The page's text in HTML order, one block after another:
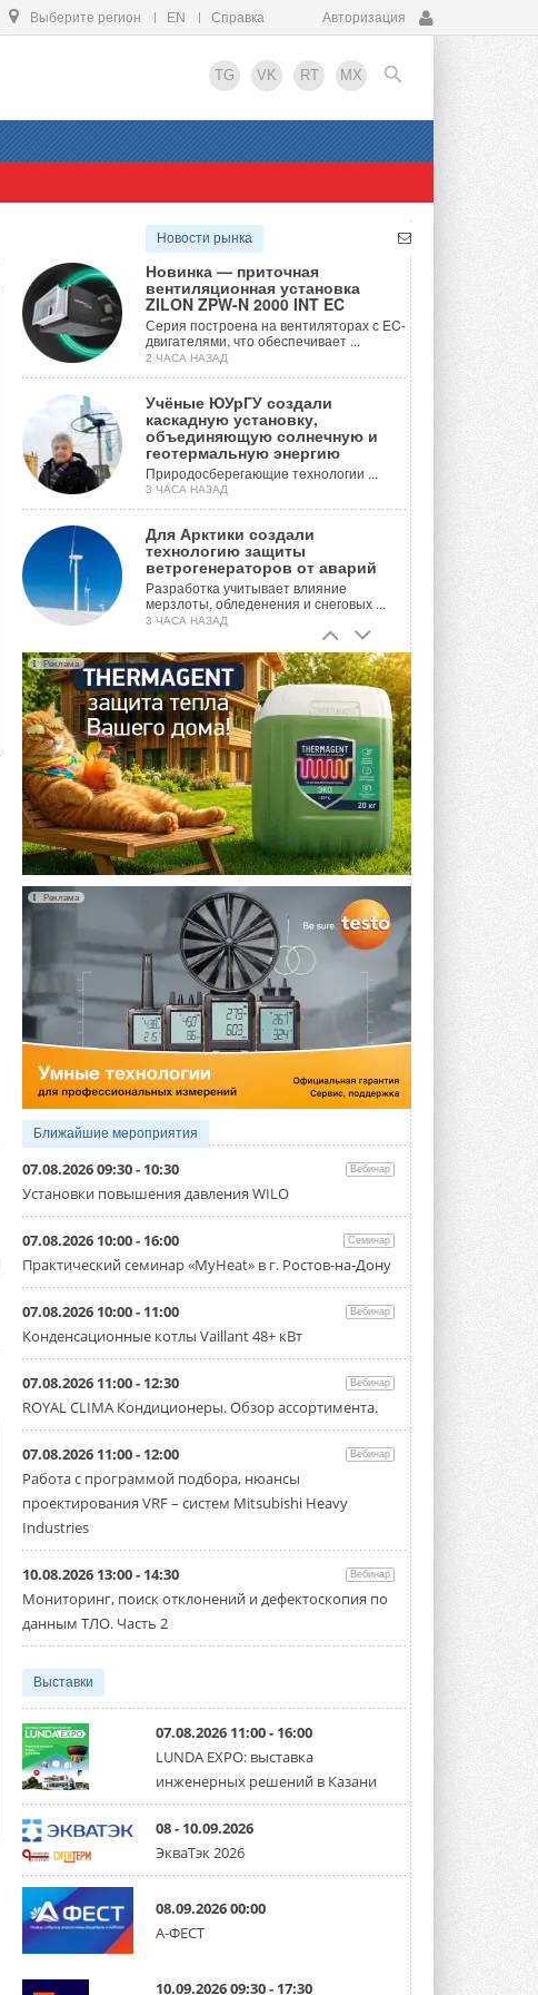
Выберите регион EN Справка Авторизация
TG VK RT MX
EN
Новости рынка
Новинка — приточная
вентиляционная установка
ZILON ZPW-N 2000 INT EC
Серия построена на вентиляторах с EC-
двигателями, что обеспечивает ...
2 ЧАСА НАЗАД
Учёные ЮУрГУ создали
каскадную установку,
объединяющую солнечную и
геотермальную энергию
Природосберегающие технологии ...
3 ЧАСА НАЗАД
Для Арктики создали
технологию защиты
ветрогенераторов от аварий
Разработка учитывает влияние
мерзлоты, обледенения и снеговых ...
3 ЧАСА НАЗАД
Гибридный тепловой насос PV/T
с одним общим испарителем
Исследователи предложили
конструкцию двухисточникового ...
ВЧЕРА
21-й ежегодный форум
«ЦОД-2026»
Мероприятие пройдет 2-3 сентября в
отеле Radisson Slavyanskaya. Форум
посетит более двух тысяч участников ...
ВЧЕРА
Китайская Shenling представила
линейку тепловых насосов
«воздух-вода» на R290
Серия ThermaX R290 All-In-One
включает три модели ...
4 АВГУСТА 2026
Тепловые насосы в связке с
солнечной генерацией и
накопителем снижают
потребление на 60%
Исследователи из Италии установили ...
4 АВГУСТА 2026
«РУСКЛИМАТ Fest 2026» в Уфе
собрал свыше 700 профи
климатической отрасли
Организатором выступил торгово-
производственный холдинг ...
3 АВГУСТА 2026
«Датарк» испытал модульный
ЦОД с плотностью 54 кВт на
стойку
Испытания прошли на собственной
производственной площадке и были ...
3 АВГУСТА 2026
Samsung выпускает VRF-
систему DVM на R32
Линейка включает семь типоразмеров
производительностью от 22,4 до 56 кВт.
«СиСофт Девелопмент» подвел
итоги конкурса студенческих
проектов «ТИМ-лидеры 2026»
«Русклимат» укрепляет
партнёрство за Уралом
Президент Омского землячества в
Москве Михаил Тимошенко посетил
Омск с трёхдневным рабочим визитом ...
31 ИЮЛЯ 2026
Carrier модернизирует
флагманский чиллер AquaEdge
19XR
Чиллер получил новую версию,
работающую на хладагенте R1234ze ...
31 ИЮЛЯ 2026
Mitsubishi расширяет
Реклама
Реклама
Ближайшие мероприятия
07.08.2026 09:30 - 10:30 Вебинар
Установки повышения давления WILO
07.08.2026 10:00 - 16:00 Семинар
Практический семинар «MyHeat» в г. Ростов-на-Дону
07.08.2026 10:00 - 11:00 Вебинар
Конденсационные котлы Vaillant 48+ кВт
07.08.2026 11:00 - 12:30 Вебинар
ROYAL CLIMA Кондиционеры. Обзор ассортимента.
07.08.2026 11:00 - 12:00 Вебинар
Работа с программой подбора, нюансы
проектирования VRF – систем Mitsubishi Heavy
Industries
10.08.2026 13:00 - 14:30 Вебинар
Мониторинг, поиск отклонений и дефектоскопия по
данным ТЛО. Часть 2
Выставки
07.08.2026 11:00 - 16:00
LUNDA EXPO: выставка
инженерных решений в Казани
08 - 10.09.2026
ЭкваТэк 2026
08.09.2026 00:00
А-ФЕСТ
10.09.2026 09:30 - 17:30